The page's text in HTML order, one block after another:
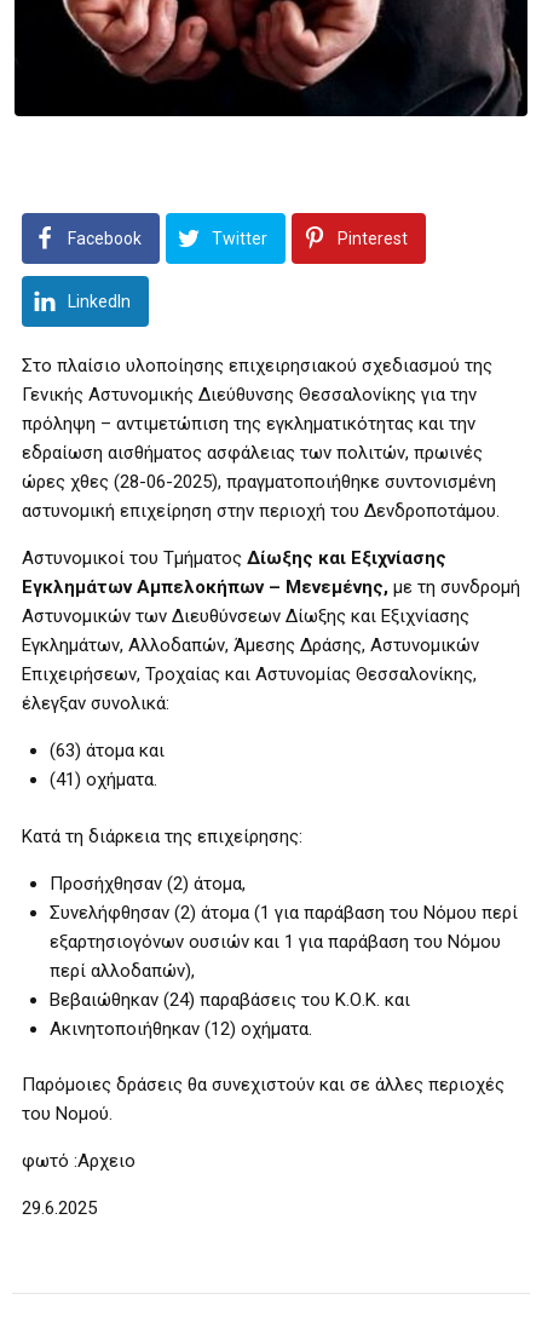
Facebook Twitter Pinterest
LinkedIn
Στο πλαίσιο υλοποίησης επιχειρησιακού σχεδιασμού της
Γενικής Αστυνομικής Διεύθυνσης Θεσσαλονίκης για την
πρόληψη – αντιμετώπιση της εγκληματικότητας και την
εδραίωση αισθήματος ασφάλειας των πολιτών, πρωινές
ώρες χθες (28-06-2025), πραγματοποιήθηκε συντονισμένη
αστυνομική επιχείρηση στην περιοχή του Δενδροποτάμου.
Αστυνομικοί του Τμήματος Δίωξης και Εξιχνίασης
ΕγκλημάτωνΑμπελοκήπων – Μενεμένης, με τη συνδρομή
Αστυνομικών των Διευθύνσεων Δίωξης και Εξιχνίασης
Εγκλημάτων, Αλλοδαπών, Άμεσης Δράσης, Αστυνομικών
Επιχειρήσεων, Τροχαίας και Αστυνομίας Θεσσαλονίκης,
έλεγξαν συνολικά:
(63) άτομα και
(41) οχήματα.
Κατά τη διάρκεια της επιχείρησης:
Προσήχθησαν (2) άτομα,
Συνελήφθησαν (2) άτομα (1 για παράβαση του Νόμου περί
εξαρτησιογόνων ουσιών και 1 για παράβαση του Νόμου
περί αλλοδαπών),
Βεβαιώθηκαν (24) παραβάσεις του Κ.Ο.Κ. και
Ακινητοποιήθηκαν (12) οχήματα.
Παρόμοιες δράσεις θα συνεχιστούν και σε άλλες περιοχές
του Νομού.
φωτό :Αρχειο
29.6.2025